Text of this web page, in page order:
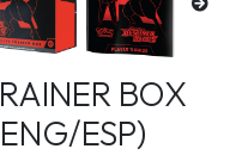
BOX
ESP)